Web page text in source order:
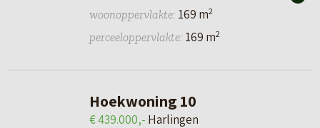
woonoppervlakte: 169 m2
perceeloppervlakte: 169 m2
Hoekwoning 10
€ 439.000,- Harlingen